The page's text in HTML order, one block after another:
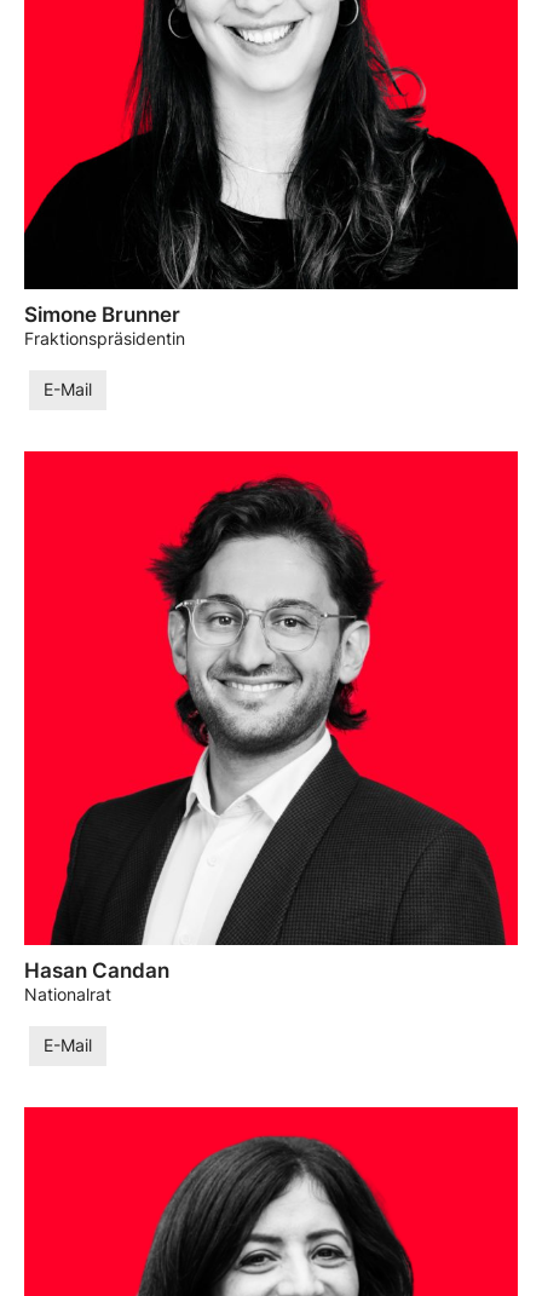
Simone Brunner
Fraktionspräsidentin
E-Mail
Hasan Candan
Nationalrat
E-Mail